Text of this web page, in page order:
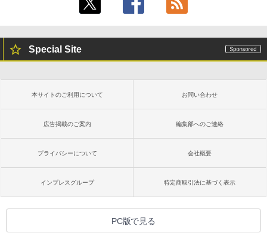
Special Site
本サイトのご利用について お問い合わせ
広告掲載のご案内 編集部へのご連絡
プライバシーについて 会社概要
インプレスグループ 特定商取引法に基づく表示
PC版で見る